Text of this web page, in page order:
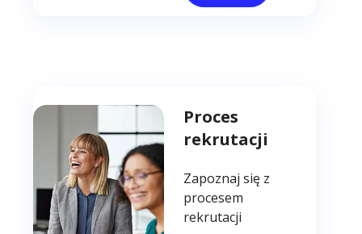
Proces
rekrutacji
Zapoznaj się z
procesem
rekrutacji